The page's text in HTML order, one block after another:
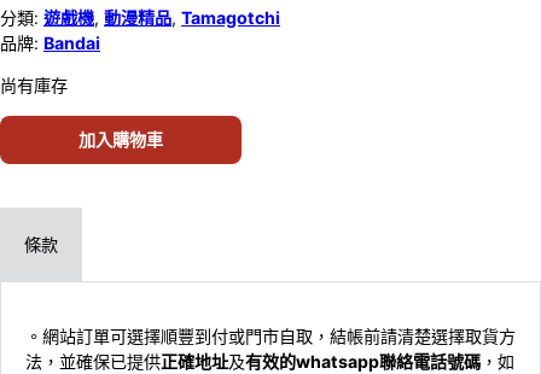
分類: 遊戲機, 動漫精品, Tamagotchi
品牌: Bandai
尚有庫存
加入購物車
條款
。網站訂單可選擇順豐到付或門市自取，結帳前請清楚選擇取貨方
法，並確保已提供正確地址及有效的whatsapp聯絡電話號碼 ，如